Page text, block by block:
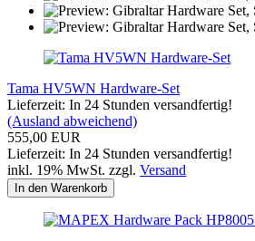
Tama HV5WN Hardware-Set
Lieferzeit: In 24 Stunden versandfertig!
(Ausland abweichend)
555,00 EUR
Lieferzeit: In 24 Stunden versandfertig!
inkl. 19% MwSt. zzgl. Versand
In den Warenkorb